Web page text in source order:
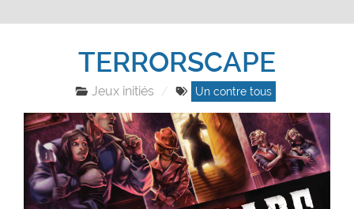
TERRORSCAPE
Jeux initiés Un contre tous